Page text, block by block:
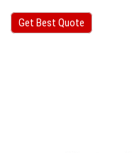
Get Best Quote